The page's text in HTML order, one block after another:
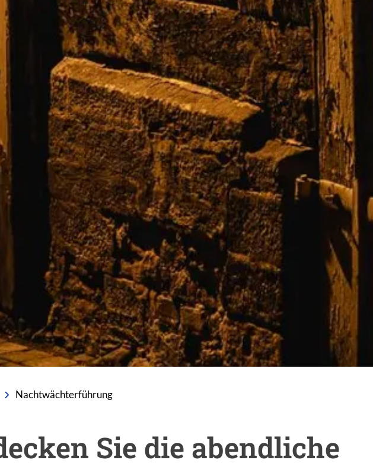
Nachtwächterführung
Einleitung
Sie die abendliche